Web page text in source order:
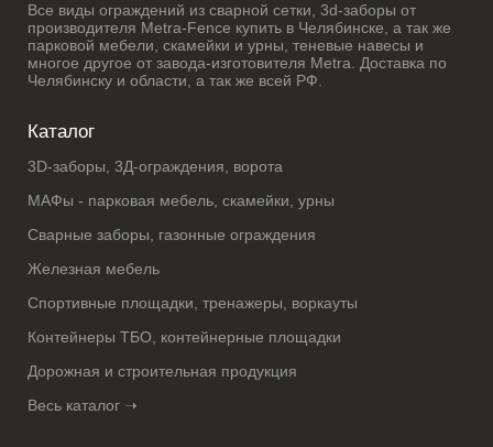
Все виды ограждений из сварной сетки, 3d-заборы от
производителя Metra-Fence купить в Челябинске, а так же
парковой мебели, скамейки и урны, теневые навесы и
многое другое от завода-изготовителя Metra. Доставка по
Челябинску и области, а так же всей РФ.
Каталог
3D-заборы, 3Д-ограждения, ворота
МАФы - парковая мебель, скамейки, урны
Сварные заборы, газонные ограждения
Железная мебель
Спортивные площадки, тренажеры, воркауты
Контейнеры ТБО, контейнерные площадки
Дорожная и строительная продукция
Весь каталог ➝